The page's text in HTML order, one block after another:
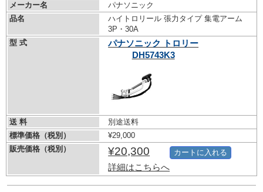
メーカー名
パナソニック
品名
ハイトロリール 張力タイプ 集電アーム
3P・30A
型 式
パナソニック トロリー
DH5743K3
送 料
別途送料
標準価格（税別）
¥29,000
販売価格（税別）
¥20,300
詳細はこちらへ
カートに入れる